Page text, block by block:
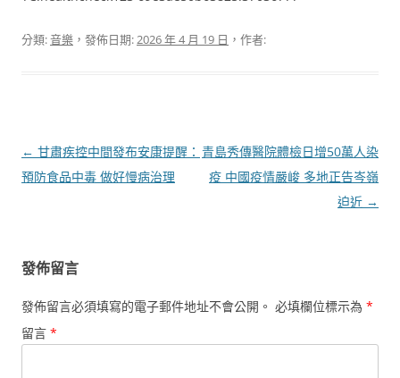
分類:音樂 ，發佈日期:2026 年 4 月 19 日 ，作者:
文
章
← 甘肅疾控中間發布安康提醒：
預防食品中毒 做好慢病治理
青島秀傳醫院體檢日增50萬人染
疫 中國疫情嚴峻 多地正告岑嶺
迫近 →
發佈留言
發佈留言必須填寫的電子郵件地址不會公開。 必填欄位標示為 *
留言 *